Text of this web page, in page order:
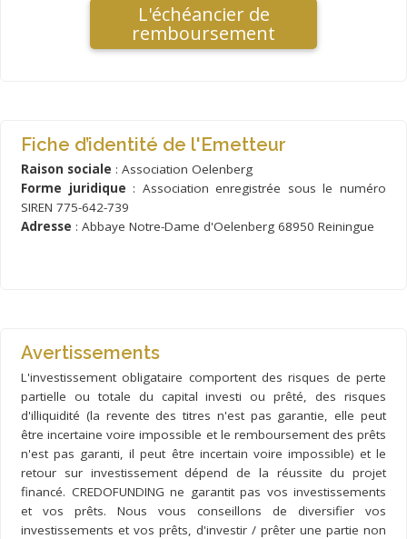
L'échéancier de
remboursement
Fiche d’identité de l'Emetteur
Raison sociale : Association Oelenberg
Forme juridique : Association enregistrée sous le numéro
SIREN 775-642-739
Adresse : Abbaye Notre-Dame d'Oelenberg 68950 Reiningue
Avertissements
L'investissement obligataire comportent des risques de perte
partielle ou totale du capital investi ou prêté, des risques
d'illiquidité (la revente des titres n'est pas garantie, elle peut
être incertaine voire impossible et le remboursement des prêts
n'est pas garanti, il peut être incertain voire impossible) et le
retour sur investissement dépend de la réussite du projet
financé. CREDOFUNDING ne garantit pas vos investissements
et vos prêts. Nous vous conseillons de diversifier vos
investissements et vos prêts, d'investir / prêter une partie non